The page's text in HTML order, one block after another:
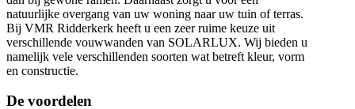
natuurlijke overgang van uw woning naar uw tuin of terras.
Bij VMR Ridderkerk heeft u een zeer ruime keuze uit
verschillende vouwwanden van SOLARLUX. Wij bieden u
namelijk vele verschillenden soorten wat betreft kleur, vorm
en constructie.
De voordelen